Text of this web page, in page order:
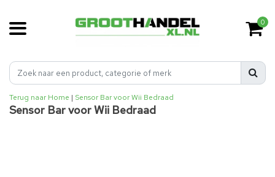
0
Terug naar Home | Sensor Bar voor Wii Bedraad
Sensor Bar voor Wii Bedraad